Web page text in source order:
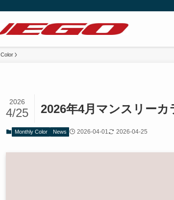
2026年4月マンスリーカ
2026
4/25
Monthly Color News 2026-04-01 2026-04-25